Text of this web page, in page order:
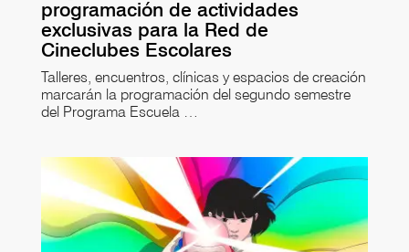
programación de actividades
exclusivas para la Red de
Cineclubes Escolares
Talleres, encuentros, clínicas y espacios de creación
marcarán la programación del segundo semestre
del Programa Escuela …